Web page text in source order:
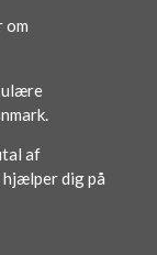
om
af
hjælper dig på